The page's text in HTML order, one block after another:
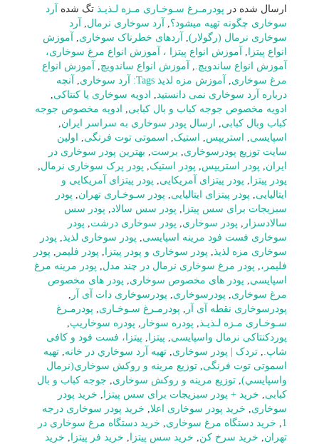
ارسال شده در پودرمـرغ سـوخـاری مـزه لـذیـذ تگ شده
آرد
سوخاری چگونه تهیه میشود؟, آرد سوخاری نرمال,
آرد
سوخاری نرمال (رگولار), آردهای خطرناک سوخاری,
آموزش
انواع پیتزا ,
آموزش انواع پیتزا ، آموزش انواع مرغ سوخاری،
آموزش انواع ساندویچ., آموزش انواع ساندویچ,
آموزش انواع
مرغ سوخاری, آموزش مزه لذیذ Tags: آرد سوخاری ,
آنچه
درباره آرد سوخاری نمی دانستید, ادویه سوخاری یا کنتاکی,
ادویه مخصوص جوجه کباب و بال کبابی, ادویه مخصوص جوجه
کباب وبال کبابی, ارسال پودر سوخاری به سراسر ایران,
اسپایسی, استریپس, استیک, اسموتی توت فرنگی,
اولین
سایت توزیع پودرسوخاری, برست, بهترین پودر سوخاری در
ایران, پودر استریپس, پودر استیک, پودر پرک سوخاری نرمال,
پودر پیتزا , پودر پیتزای آمریکایی, پودر پیتزای آمریکایی و
ایتالیایی, پودر پیتزای ایتالیایی, پودر سـوخـاری تهران, پودر
سبزیجات برای سس پیتزا , پودر سس سالاد, پودر سس
سالادسزار , پودر سوخاری, پودر سوخاری درشت, پودر
سوخاری فست فود مرینه اسپایسی, پودر سوخاری لذیذ, پودر
سوخاری مزه لذیذ, پودر سوخاری و پودر پیتزا , پودر فلیمر , پودر
فلیمر،, پودر مرغ سوخاری نرمال در چند مدل, پودر مرینه مرغ
اسپایسی, پودر های مخصوص سوخاری, پودر های مخصوص
مرغ سوخاری, پودرسوخاری, پودرسوخاری دات آی آر ,
پودرسوخاری نقطه آی آر , پودرمـرغ سـوخـاری, پودرمـرغ
سـوخـاری مـزه لـذیـذ, پودره سوخار , پودره سوخاریپ,
پوردکنتاکی نرمال واسپایسی, پیتزا , پیتزا، فست فود و کافی
شاپ., تردک | پودر سوخاری, تهيه آرد سوخاري در خانه, تهیه
اسموتی توت فرنگی, توزيع مرينه و روکش سوخاري(نرمال
واسپايسي), توزیع مرینه و روکش سوخاری, جوجه کباب و بال
کبابی, خرید + پودر سبزیجات برای سس پیتزا , خرید پودر
سوخاری, خرید پودر سوخاری اعلا, خرید پودر سوخاری درجه
1
, خرید دستگاه مرغ سوخاری, خرید دستگاه مرغ سوخاری در
تهران, خرید سرخ کن, خرید سس پیتزا , خرید فر پیتزا , خرید